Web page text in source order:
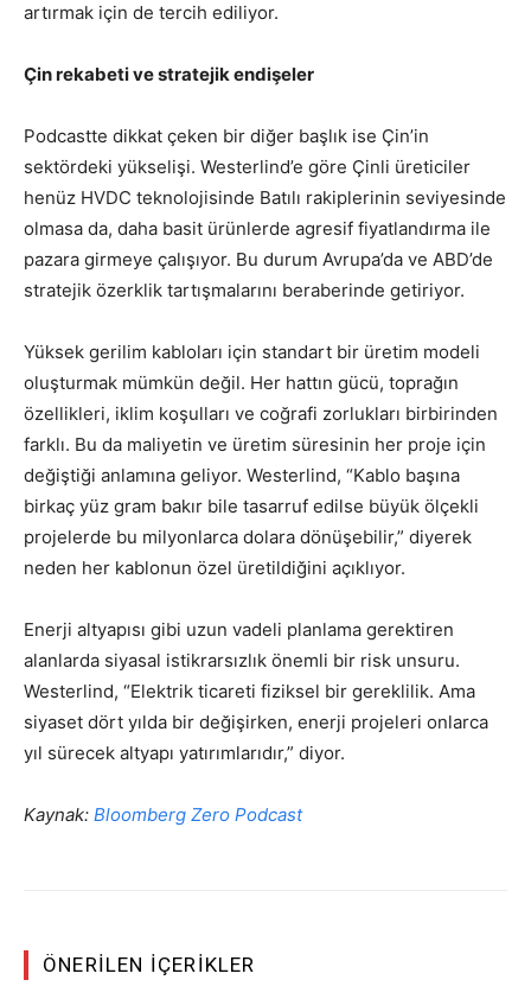
artırmak için de tercih ediliyor.
Çin rekabeti ve stratejik endişeler
Podcastte dikkat çeken bir diğer başlık ise Çin’in
sektördeki yükselişi. Westerlind’e göre Çinli üreticiler
henüz HVDC teknolojisinde Batılı rakiplerinin seviyesinde
olmasa da, daha basit ürünlerde agresif fiyatlandırma ile
pazara girmeye çalışıyor. Bu durum Avrupa’da ve ABD’de
stratejik özerklik tartışmalarını beraberinde getiriyor.
Yüksek gerilim kabloları için standart bir üretim modeli
oluşturmak mümkün değil. Her hattın gücü, toprağın
özellikleri, iklim koşulları ve coğrafi zorlukları birbirinden
farklı. Bu da maliyetin ve üretim süresinin her proje için
değiştiği anlamına geliyor. Westerlind, “Kablo başına
birkaç yüz gram bakır bile tasarruf edilse büyük ölçekli
projelerde bu milyonlarca dolara dönüşebilir,” diyerek
neden her kablonun özel üretildiğini açıklıyor.
Enerji altyapısı gibi uzun vadeli planlama gerektiren
alanlarda siyasal istikrarsızlık önemli bir risk unsuru.
Westerlind, “Elektrik ticareti fiziksel bir gereklilik. Ama
siyaset dört yılda bir değişirken, enerji projeleri onlarca
yıl sürecek altyapı yatırımlarıdır,” diyor.
Kaynak: Bloomberg Zero Podcast
ÖNERILEN İÇERIKLER